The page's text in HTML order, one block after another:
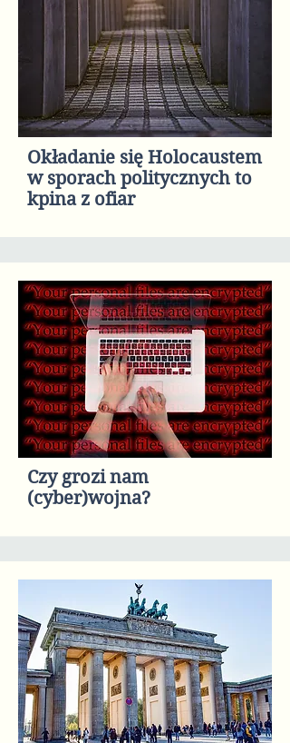
Okładanie się Holocaustem
w sporach politycznych to
kpina z ofiar
Czy grozi nam
(cyber)wojna?